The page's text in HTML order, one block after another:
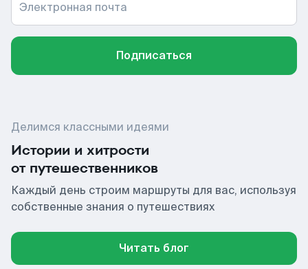
Электронная почта
Подписаться
Делимся классными идеями
Истории и хитрости
от путешественников
Каждый день строим маршруты для вас, используя
собственные знания о путешествиях
Читать блог